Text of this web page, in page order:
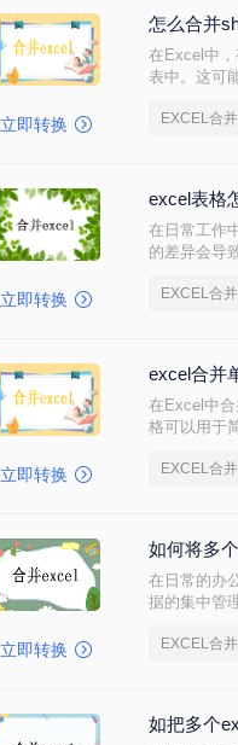
立即转换
怎么合并
在Excel中
表中。这可
EXCEL合并
立即转换
excel表格
在日常工作
的差异会导
EXCEL合并
立即转换
excel合并
在Excel中
格可以用于
EXCEL合并
立即转换
如何将多
在日常的办
据的集中管
EXCEL合并
如把多个